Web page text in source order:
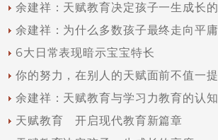
余建祥：天赋教育决定孩子一生成长
余建祥：为什么多数孩子最终走向平庸
6大日常表现暗示宝宝特长
你的努力，在别人的天赋面前不值一提
余建祥：天赋教育与学习力教育的认
天赋教育 开启现代教育新篇章